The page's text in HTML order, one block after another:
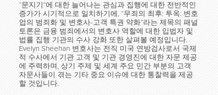
“문지기”에 대한 늘어나는 관심과 집행에 대한 전반적인
증가가 시기적으로 일치하기에, “무죄의 최후: 투옥: 변호
업의 범죄화 및 변호사-고객 특권 약화”라는 제목의 패널
토론은 금융 범죄에서의 변호사 역할에 대한 입법자 및
법률 집행 기관의 수사 강화 또한 살펴볼 예정입니다.
Evelyn Sheehan 변호사는 전직 미국 연방검사로서 국제
적 수사에서 기관 고객 및 기관 경영진에 대한 자문 제공
에 주력하며, 상기 주제 및 세계 주요 민간 부분의 고객
자문사들이 겪는 기타 중요 이슈에 대한 통찰력을 제공
할 것입니다.